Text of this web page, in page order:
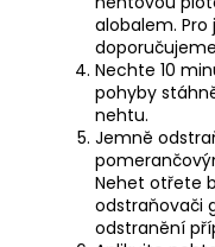
alobalem.
doporučujeme
Nechte 10
pohyby
nehtu.
Jemně
Nehet otřete
odstraňovači
odstranění